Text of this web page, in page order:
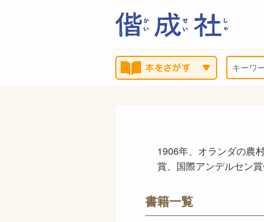
1906年、オランダの農
賞、国際アンデルセン
書籍一覧